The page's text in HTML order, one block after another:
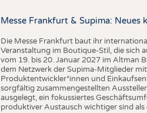
AUSSCHREIBUNGEN
DTV AUSSCHREIBUNGSDIENST
TERMINE
BRANCHENTERMINE
Messe Frankfurt & Supima:
Die Messe Frankfurt baut ihr
Veranstaltung im Boutique-Stil, die sich
vom 19. bis 20. Januar 2027 im Altman
dem Netzwerk der Supima-Mitglieder
Produktentwickler*innen und
sorgfältig zusammengestellten
ausgelegt, ein fokussiertes
produktiver Austausch wichtiger sind